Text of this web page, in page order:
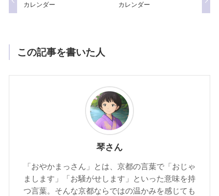
カレンダー
カレンダー
この記事を書いた人
琴さん
「おやかまっさん」とは、京都の言葉で「おじゃ
まします」「お騒がせします」といった意味を持
つ言葉。そんな京都ならではの温かみを感じても